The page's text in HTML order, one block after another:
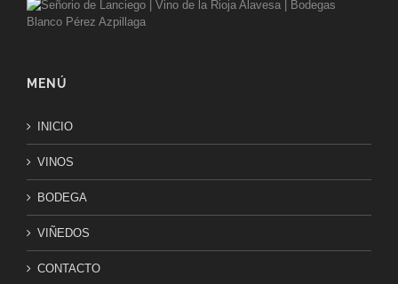
MENÚ
INICIO
VINOS
BODEGA
VIÑEDOS
CONTACTO